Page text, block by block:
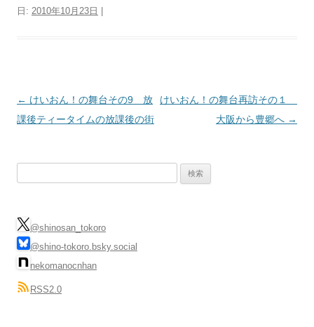
日: 2010年10月23日
投
稿
シ
ョ
ン
← けいおん！の舞台その9 放
課後ティータイムの放課後の街
けいおん！の舞台再訪その１
大阪から豊郷へ →
@shinosan_tokoro
@shino-tokoro.bsky.social
nekomanocnhan
RSS2.0